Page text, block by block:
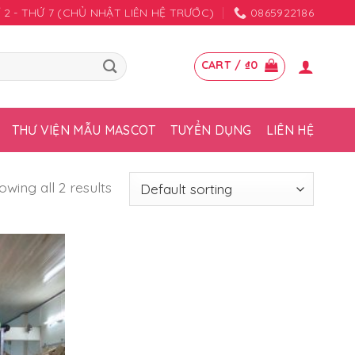
- THỨ 7 (CHỦ NHẬT LIÊN HỆ TRƯỚC) 0865922186
CART / ₫0
THƯ VIỆN MẪU MASCOT TUYỂN DỤNG LIÊN HỆ
all 2 results